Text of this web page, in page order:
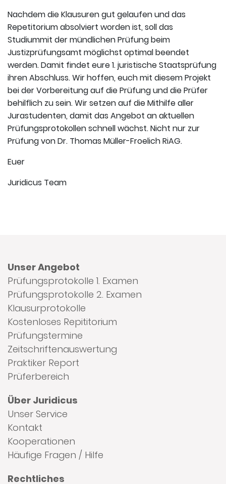
Nachdem die Klausuren gut gelaufen und das
Repetitorium absolviert worden ist, soll das
Studiummit der mündlichen Prüfung beim
Justizprüfungsamt möglichst optimal beendet
werden. Damit findet eure 1. juristische Staatsprüfung
ihren Abschluss. Wir hoffen, euch mit diesem Projekt
bei der Vorbereitung auf die Prüfung und die Prüfer
behilflich zu sein. Wir setzen auf die Mithilfe aller
Jurastudenten, damit das Angebot an aktuellen
Prüfungsprotokollen schnell wächst. Nicht nur zur
Prüfung von Dr. Thomas Müller-Froelich RiAG.
Euer
Juridicus Team
Unser Angebot
Prüfungsprotokolle 1. Examen
Prüfungsprotokolle 2. Examen
Klausurprotokolle
Kostenloses Repititorium
Prüfungstermine
Zeitschriftenauswertung
Praktiker Report
Prüferbereich
Über Juridicus
Unser Service
Kontakt
Kooperationen
Häufige Fragen / Hilfe
Rechtliches